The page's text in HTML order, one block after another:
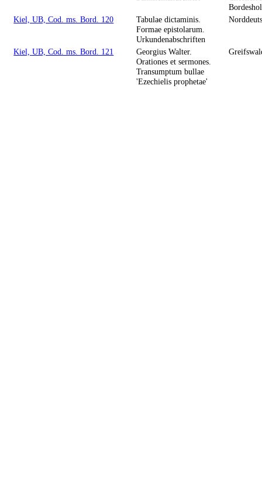
Kiel, UB, Cod. ms. Bord. 120
Tabulae dictaminis.
Formae epistolarum.
Urkundenabschriften
Kiel, UB, Cod. ms. Bord. 121
Georgius Walter.
Orationes et sermones.
Transumptum bullae
'Ezechielis prophetae'